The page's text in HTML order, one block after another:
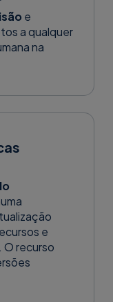
e
a qualquer
na
e
O recurso